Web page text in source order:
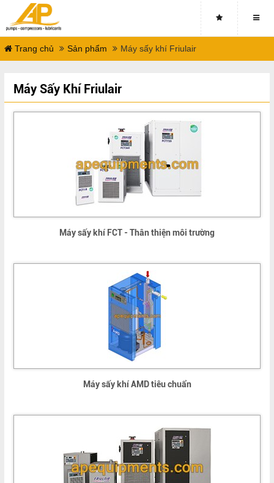
Trang chủ Sản phẩm Máy sấy khí Friulair
Máy Sấy Khí Friulair
Máy sấy khí FCT - Thân thiện môi trường
Máy sấy khí AMD tiêu chuẩn